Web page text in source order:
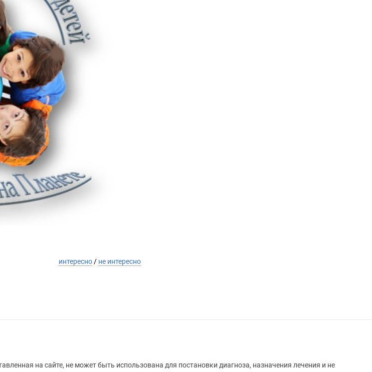
интересно / не интересно
на сайте, не может быть использована для постановки диагноза, назначения лечения и не